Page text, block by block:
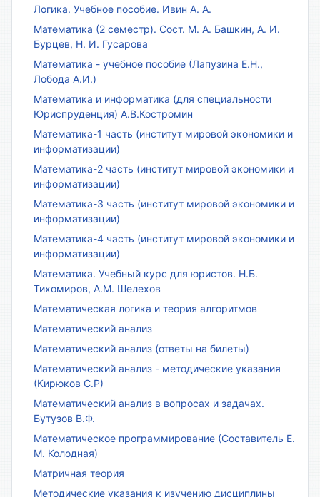
Логика. Учебное пособие. Ивин А. А.
Математика (2 семестр). Сост. М. А. Башкин, А. И.
Бурцев, Н. И. Гусарова
Математика - учебное пособие (Лапузина Е.Н.,
Лобода А.И.)
Математика и информатика (для специальности
Юриспруденция) А.В.Костромин
Математика-1 часть (институт мировой экономики и
информатизации)
Математика-2 часть (институт мировой экономики и
информатизации)
Математика-3 часть (институт мировой экономики и
информатизации)
Математика-4 часть (институт мировой экономики и
информатизации)
Математика. Учебный курс для юристов. Н.Б.
Тихомиров, А.М. Шелехов
Математическая логика и теория алгоритмов
Математический анализ
Математический анализ (ответы на билеты)
Математический анализ - методические указания
(Кирюков С.Р)
Математический анализ в вопросах и задачах.
Бутузов В.Ф.
Математическое программирование (Составитель Е.
М. Колодная)
Матричная теория
Методические указания к изучению дисциплины